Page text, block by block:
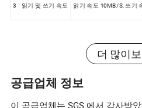
3 읽기 및 쓰기 속도 읽기 속도 10MB/S, 쓰기
4
사진 시간
3.5H
더 많이
공급업체 정보
이 공급업체는 SGS 에서 감사받